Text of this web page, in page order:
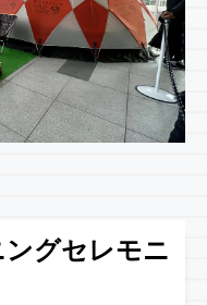
ングセレモニ